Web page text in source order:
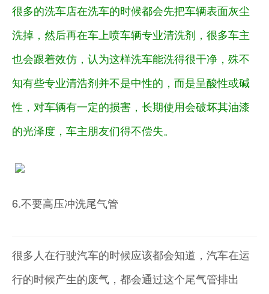
很多的洗车店在洗车的时候都会先把车辆表面灰尘
洗掉，然后再在车上喷车辆专业清洗剂，很多车主
也会跟着效仿，认为这样洗车能洗得很干净，殊不
知有些专业清浩剂并不是中性的，而是呈酸性或碱
性，对车辆有一定的损害，长期使用会破坏其油漆
的光泽度，车主朋友们得不偿失。
6.不要高压冲洗尾气管
很多人在行驶汽车的时候应该都会知道，汽车在运
行的时候产生的废气，都会通过这个尾气管排出